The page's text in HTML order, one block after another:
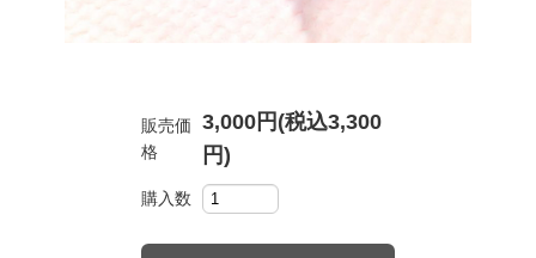
販売価
格
3,000円(税込3,300
円)
購入数